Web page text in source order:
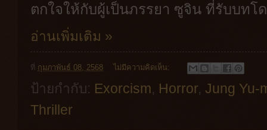
ตกใจให้กับผู้เป็นภรรยา ซูจิน ที่รับบทโ
อ่านเพิ่มเติม »
ที่ กุมภาพันธ์ 08, 2568 ไม่มีความคิดเห็น:
ป้ายกำกับ: Exorcism, Horror, Jung Yu-
Thriller